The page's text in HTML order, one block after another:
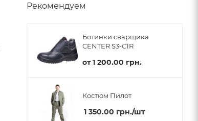
Рекомендуем
Ботинки сварщика
CENTER S3-C1R
от1 200.00 грн.
Костюм Пилот
1 350.00 грн./шт